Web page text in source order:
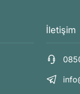
İletişim